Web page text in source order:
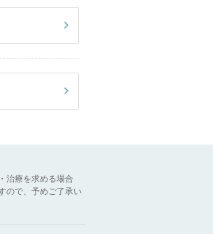
治療を求める場合
ので、予めご了承い